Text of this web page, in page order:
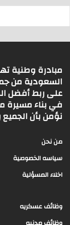
مبادرة وطنية
السعودية من
على ربط أفضل
في بناء مسيرة
نؤمن بأن
من نحن
سياسه الخصوصية
اخلاء المسؤلية
وظائف عسكريه